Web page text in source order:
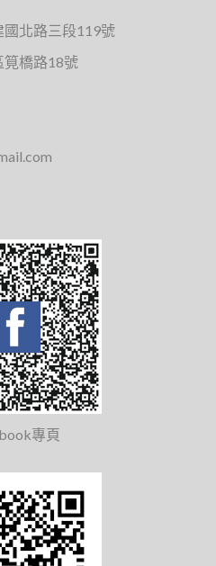
國北路三段119號
筧橋路18號
專頁